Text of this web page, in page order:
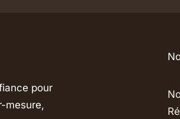
pour
mesure,